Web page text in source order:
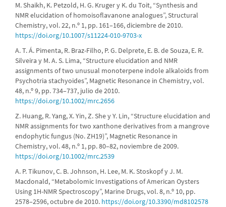
M. Shaikh, K. Petzold, H. G. Kruger y K. du Toit, “Synthesis and
NMR elucidation of homoisoflavanone analogues”, Structural
Chemistry, vol. 22, n.º 1, pp. 161–166, diciembre de 2010.
https://doi.org/10.1007/s11224-010-9703-x
A. T. Á. Pimenta, R. Braz-Filho, P. G. Delprete, E. B. de Souza, E. R.
Silveira y M. A. S. Lima, “Structure elucidation and NMR
assignments of two unusual monoterpene indole alkaloids from
Psychotria stachyoides”, Magnetic Resonance in Chemistry, vol.
48, n.º 9, pp. 734–737, julio de 2010.
https://doi.org/10.1002/mrc.2656
Z. Huang, R. Yang, X. Yin, Z. She y Y. Lin, “Structure elucidation and
NMR assignments for two xanthone derivatives from a mangrove
endophytic fungus (No. ZH19)”, Magnetic Resonance in
Chemistry, vol. 48, n.º 1, pp. 80–82, noviembre de 2009.
https://doi.org/10.1002/mrc.2539
A. P. Tikunov, C. B. Johnson, H. Lee, M. K. Stoskopf y J. M.
Macdonald, “Metabolomic Investigations of American Oysters
Using 1H-NMR Spectroscopy”, Marine Drugs, vol. 8, n.º 10, pp.
2578–2596, octubre de 2010. https://doi.org/10.3390/md8102578